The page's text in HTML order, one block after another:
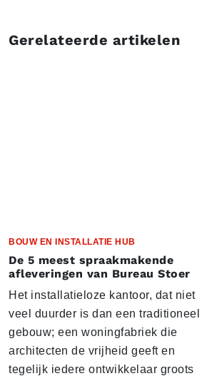
Gerelateerde artikelen
BOUW EN INSTALLATIE HUB
De 5 meest spraakmakende
afleveringen van Bureau Stoer
Het installatieloze kantoor, dat niet
veel duurder is dan een traditioneel
gebouw; een woningfabriek die
architecten de vrijheid geeft en
tegelijk iedere ontwikkelaar groots